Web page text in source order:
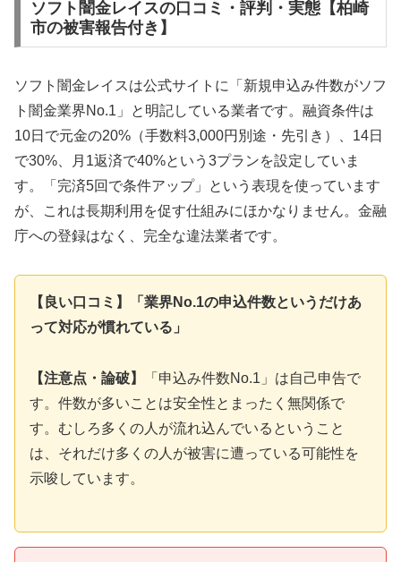
ソフト闇金レイスの口コミ・評判・実態【柏崎
市の被害報告付き】
ソフト闇金レイスは公式サイトに「新規申込み件数がソフ
ト闇金業界No.1」と明記している業者です。融資条件は
10日で元金の20%（手数料3,000円別途・先引き）、14日
で30%、月1返済で40%という3プランを設定していま
す。「完済5回で条件アップ」という表現を使っています
が、これは長期利用を促す仕組みにほかなりません。金融
庁への登録はなく、完全な違法業者です。
【良い口コミ】「業界No.1の申込件数というだけあ
って対応が慣れている」
【注意点・論破】
「申込み件数No.1」は自己申告で
す。件数が多いことは安全性とまったく無関係で
す。むしろ多くの人が流れ込んでいるということ
は、それだけ多くの人が被害に遭っている可能性を
示唆しています。